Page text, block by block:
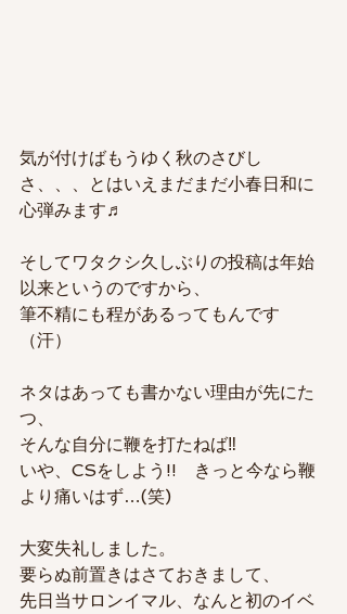
気が付けばもうゆく秋のさびし
さ、、、とはいえまだまだ小春日和に
心弾みます♬
そしてワタクシ久しぶりの投稿は年始
以来というのですから、
筆不精にも程があるってもんです
（汗）
ネタはあっても書かない理由が先にた
つ、
そんな自分に鞭を打たねば‼
いや、CSをしよう!!　きっと今なら鞭
より痛いはず…(笑)
大変失礼しました。
要らぬ前置きはさておきまして、
先日当サロンイマル、なんと初のイベ